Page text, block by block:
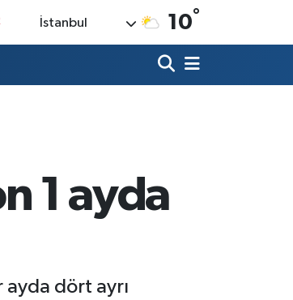
İstanbul 10°
1 ayda
dört ayrı